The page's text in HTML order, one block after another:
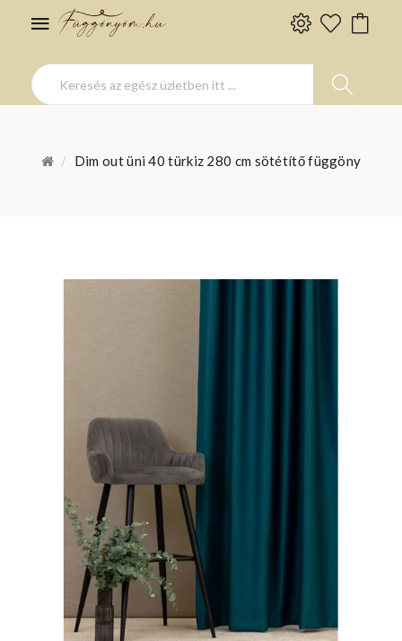
Dim out üni 40 türkiz 280 cm sötétítő függöny